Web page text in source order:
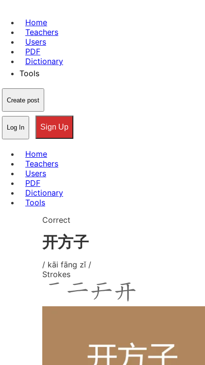
Home
Teachers
Users
PDF
Dictionary
Tools
Create post
Log In Sign Up
Home
Teachers
Users
PDF
Dictionary
Tools
Correct
开方子
/ kāi fāng zǐ /
Strokes